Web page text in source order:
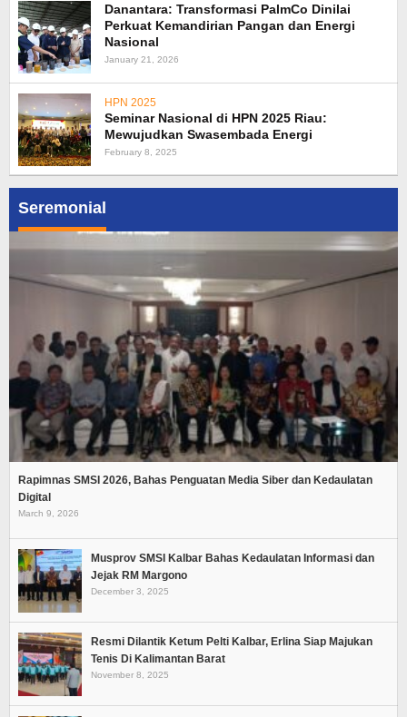
Seremonial
Rapimnas SMSI 2026, Bahas Penguatan Media Siber dan Kedaulatan
Digital
March 9, 2026
Musprov SMSI Kalbar Bahas Kedaulatan Informasi dan
Jejak RM Margono
December 3, 2025
Resmi Dilantik Ketum Pelti Kalbar, Erlina Siap Majukan
Tenis Di Kalimantan Barat
November 8, 2025
Danantara: Transformasi PalmCo Dinilai
Perkuat Kemandirian Pangan dan Energi
Nasional
January 21, 2026
HPN 2025
Seminar Nasional di HPN 2025 Riau:
Mewujudkan Swasembada Energi
February 8, 2025